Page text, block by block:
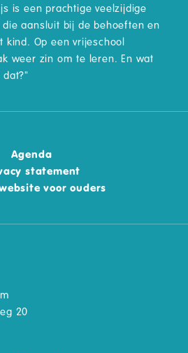
is een prachtige veelzijdige
aansluit bij de behoeften en
kind. Op een vrijeschool
weer zin om te leren. En wat
Agenda
statement
voor ouders
20